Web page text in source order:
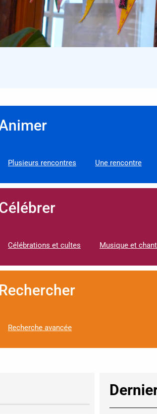
Plusieurs rencontres Une rencontre
Célébrations et cultes Musique et
Rechercher
Recherche avancée